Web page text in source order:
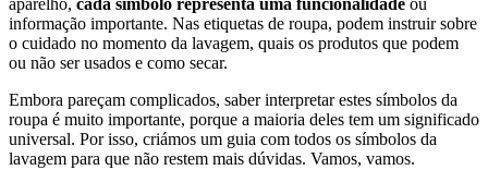
aparelho, cada símbolo representa uma funcionalidade ou
informação importante. Nas etiquetas de roupa, podem instruir sobre
o cuidado no momento da lavagem, quais os produtos que podem
ou não ser usados e como secar.
Embora pareçam complicados, saber interpretar estes símbolos da
roupa é muito importante, porque a maioria deles tem um significado
universal. Por isso, criámos um guia com todos os símbolos da
lavagem para que não restem mais dúvidas. Vamos, vamos.